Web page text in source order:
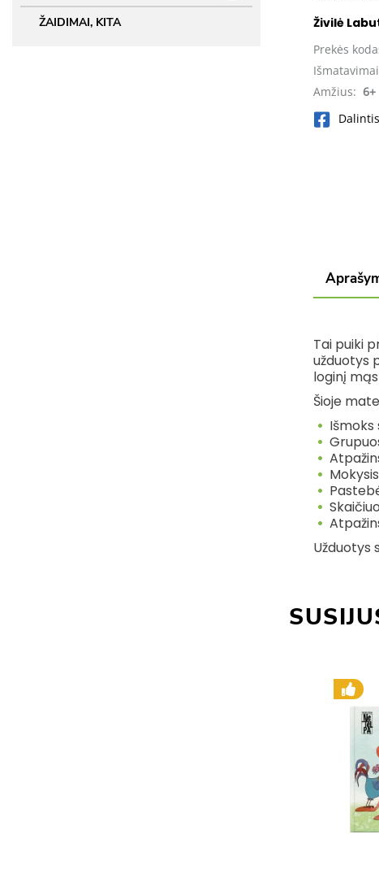
ŽAIDIMAI, KITA Živilė
Prekės
Amžius: 6+
Dalintis
Tai puiki
užduotys
loginį
Šioje
Išmoks
Užduotys